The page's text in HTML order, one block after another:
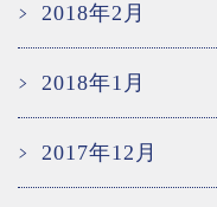
2018年2月
2018年1月
2017年12月